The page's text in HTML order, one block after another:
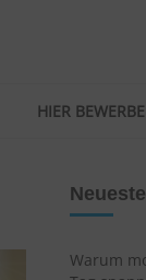
HIER
Warum